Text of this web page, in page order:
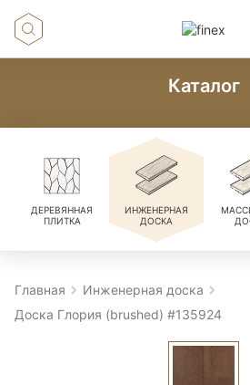
Каталог
ДЕРЕВЯННАЯ
ПЛИТКА
ИНЖЕНЕРНАЯ
ДОСКА
Главная
Инженерная доска
Доска Глория (brushed) #135924